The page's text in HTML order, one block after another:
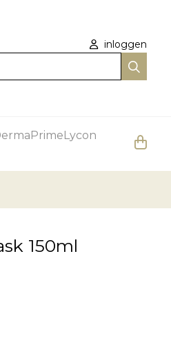
inloggen
Lycon
150ml